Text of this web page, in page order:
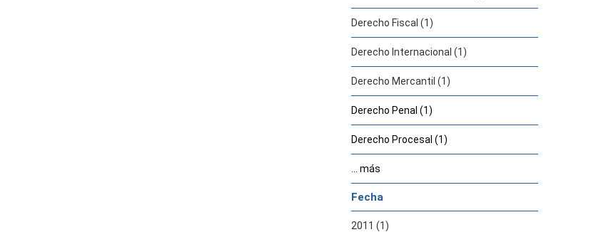
Derecho Fiscal (1)
Derecho Internacional (1)
Derecho Mercantil (1)
Derecho Penal (1)
Derecho Procesal (1)
... más
Fecha
2011 (1)